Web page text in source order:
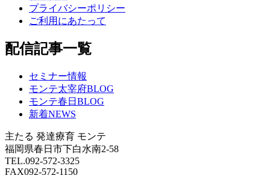
プライバシーポリシー
ご利用にあたって
配信記事一覧
セミナー情報
モンテ太宰府BLOG
モンテ春日BLOG
新着NEWS
主たる 発達療育 モンテ
福岡県春日市下白水南2-58
TEL.092-572-3325
FAX092-572-1150